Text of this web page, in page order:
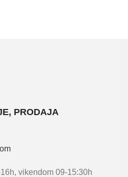
PRODAJA
vikendom 09-15:30h